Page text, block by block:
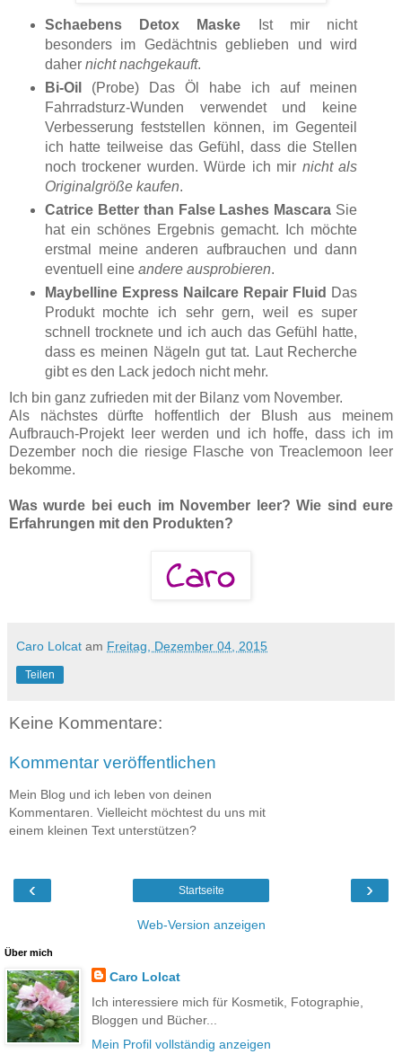
Schaebens Detox Maske Ist mir nicht
besonders im Gedächtnis geblieben und wird
daher nicht nachgekauft.
Bi-Oil
(Probe) Das Öl habe ich auf meinen
Fahrradsturz-Wunden verwendet und keine
Verbesserung feststellen können, im Gegenteil
ich hatte teilweise das Gefühl, dass die Stellen
noch trockener wurden. Würde ich mir nicht als
Originalgröße kaufen.
Catrice Better than False Lashes Mascara Sie
hat ein schönes Ergebnis gemacht. Ich möchte
erstmal meine anderen aufbrauchen und dann
eventuell eine andere ausprobieren.
Maybelline Express Nailcare Repair Fluid Das
Produkt mochte ich sehr gern, weil es super
schnell trocknete und ich auch das Gefühl hatte,
dass es meinen Nägeln gut tat. Laut Recherche
gibt es den Lack jedoch nicht mehr.
Ich bin ganz zufrieden mit der Bilanz vom November.
Als nächstes dürfte hoffentlich der Blush aus meinem
Aufbrauch-Projekt leer werden und ich hoffe, dass ich im
Dezember noch die riesige Flasche von Treaclemoon leer
bekomme.
Was wurde bei euch im November leer? Wie sind eure
Erfahrungen mit den Produkten?
Caro Lolcat am Freitag, Dezember 04, 2015
Teilen
Keine Kommentare:
Kommentar veröffentlichen
Mein Blog und ich leben von deinen
Kommentaren. Vielleicht möchtest du uns mit
einem kleinen Text unterstützen?
‹ ›
Startseite
Web-Version anzeigen
Über mich
Caro Lolcat
Ich interessiere mich für Kosmetik, Fotographie,
Bloggen und Bücher...
Mein Profil vollständig anzeigen